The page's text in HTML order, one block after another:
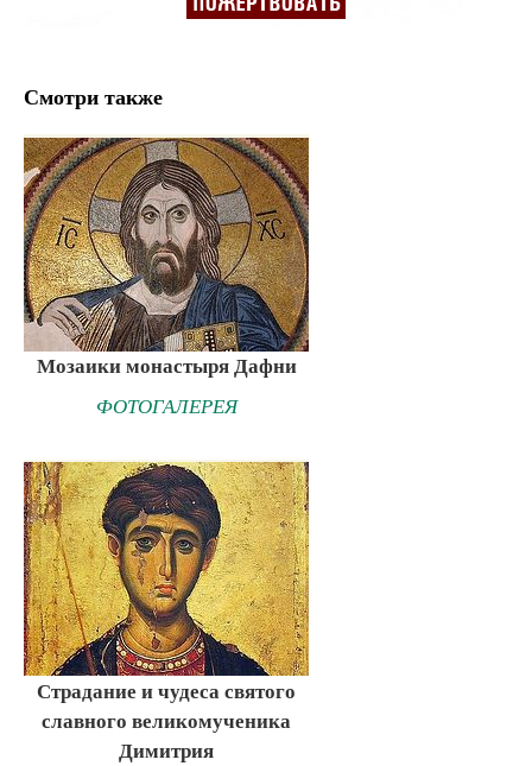
Смотри также
Мозаики монастыря Дафни
ФОТОГАЛЕРЕЯ
Страдание и чудеса святого
славного великомученика
Димитрия